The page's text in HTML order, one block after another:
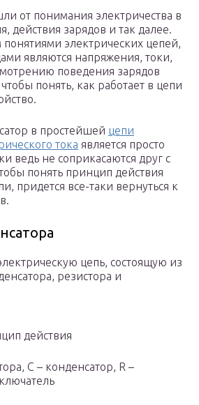
от понимания электричества в
действия зарядов и так далее.
электрических цепей,
являются напряжения, токи,
поведения зарядов
понять, как работает в цепи
в простейшей цепи
тока является просто
ведь не соприкасаются друг с
понять принцип действия
придется все-таки вернуться к
цепь, состоящую из
резистора и
действия
C – конденсатор, R –